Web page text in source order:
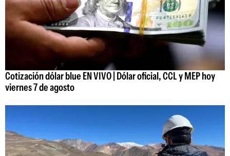
Cotización dólar blue EN VIVO | Dólar oficial, CCL y MEP hoy
viernes 7 de agosto